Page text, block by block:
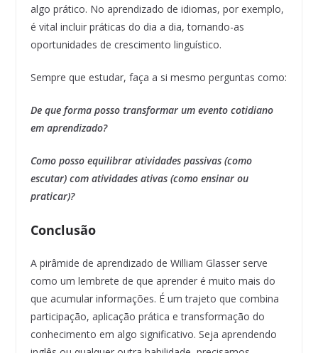
algo prático. No aprendizado de idiomas, por exemplo,
é vital incluir práticas do dia a dia, tornando-as
oportunidades de crescimento linguístico.
Sempre que estudar, faça a si mesmo perguntas como:
De que forma posso transformar um evento cotidiano
em aprendizado?
Como posso equilibrar atividades passivas (como
escutar) com atividades ativas (como ensinar ou
praticar)?
Conclusão
A pirâmide de aprendizado de William Glasser serve
como um lembrete de que aprender é muito mais do
que acumular informações. É um trajeto que combina
participação, aplicação prática e transformação do
conhecimento em algo significativo. Seja aprendendo